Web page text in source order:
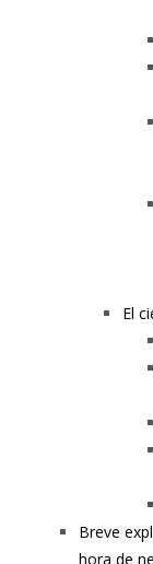
El
Breve
hora de